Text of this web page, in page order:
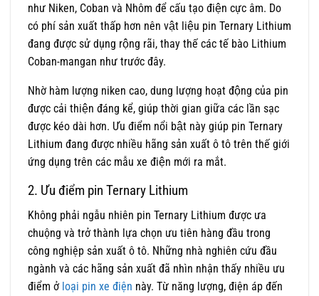
như Niken, Coban và Nhôm để cấu tạo điện cực âm. Do
có phí sản xuất thấp hơn nên vật liệu pin Ternary Lithium
đang được sử dụng rộng rãi, thay thế các tế bào Lithium
Coban-mangan như trước đây.
Nhờ hàm lượng niken cao, dung lượng hoạt động của pin
được cải thiện đáng kể, giúp thời gian giữa các lần sạc
được kéo dài hơn. Ưu điểm nổi bật này giúp pin Ternary
Lithium đang được nhiều hãng sản xuất ô tô trên thế giới
ứng dụng trên các mẫu xe điện mới ra mắt.
2. Ưu điểm pin Ternary Lithium
Không phải ngẫu nhiên pin Ternary Lithium được ưa
chuộng và trở thành lựa chọn ưu tiên hàng đầu trong
công nghiệp sản xuất ô tô. Những nhà nghiên cứu đầu
ngành và các hãng sản xuất đã nhìn nhận thấy nhiều ưu
điểm ở loại pin xe điện này. Từ năng lượng, điện áp đến